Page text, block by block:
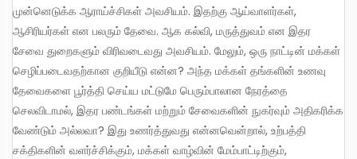
முன்னெடுக்க ஆராய்ச்சிகள் அவசியம். இதற்கு ஆய்வாளர்கள்,
ஆசிரியர்கள் என பலரும் தேவை. ஆக கல்வி, மருத்துவம் என இதர
சேவை துறைகளும் விரிவடைவது அவசியம். மேலும், ஒரு நாட்டின் மக்கள்
செழிப்படைவதற்கான குறியீடு என்ன? அந்த மக்கள் தங்களின் உணவு
தேவைகளை பூர்த்தி செய்ய மட்டுமே பெரும்பாலான நேரத்தை
செலவிடாமல், இதர பண்டங்கள் மற்றும் சேவைகளின் நுகர்வும் அதிகரிக்க
வேண்டும் அல்லவா? இது உணர்த்துவது என்னவென்றால், உற்பத்தி
சக்திகளின் வளர்ச்சிக்கும், மக்கள் வாழ்வின் மேம்பாட்டிற்கும்,